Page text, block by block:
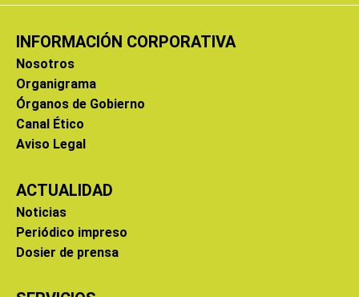
INFORMACIÓN CORPORATIVA
Nosotros
Organigrama
Órganos de Gobierno
Canal Ético
Aviso Legal
ACTUALIDAD
Noticias
Periódico impreso
Dosier de prensa